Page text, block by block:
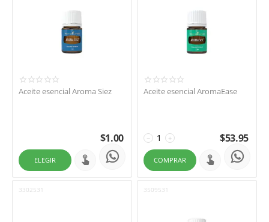
Aceite esencial Aroma Siez
$1.00
ELEGIR
Aceite esencial AromaEase
+
− $53.95
COMPRAR
3302531 3509531